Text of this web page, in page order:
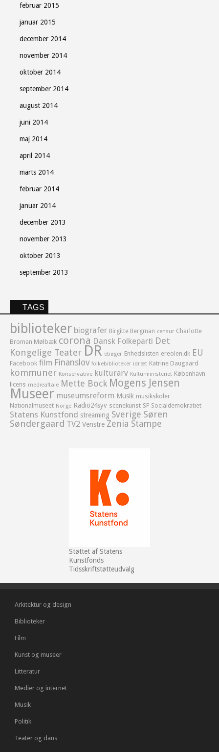
februar 2015
januar 2015
december 2014
november 2014
oktober 2014
september 2014
august 2014
juni 2014
maj 2014
april 2014
marts 2014
februar 2014
januar 2014
december 2013
november 2013
oktober 2013
september 2013
TAGS
biblioteker biografer Birgitte Bergman censur Charlotte
Broman Mølbæk corona Dansk Folkeparti Det
Kongelige Teater DR ebøger Enhedslisten ereolen.dk EU
Facebook film Finanslov folkebiblioteker idræt Katrine Daugaard
kommuner Konservative kulturarv Kulturministeriet København
licens medieaftale Mette Bock Mogens Jensen
Museer museumsreform Musik musikskoler
Nationalmuseet Norge Radio24syv scenekunst SF Socialdemokratiet
Statens Kunstfond streaming Sverige Søren
Søndergaard TV2 Venstre Zenia Stampe
Støttet af Statens
Kunstfonds
Tidsskriftstøtteudvalg
Arkitektur og design
Biblioteker
Film
Kunst og museer
Litteratur
Medier og internet
Musik
Politik
Teater og dans